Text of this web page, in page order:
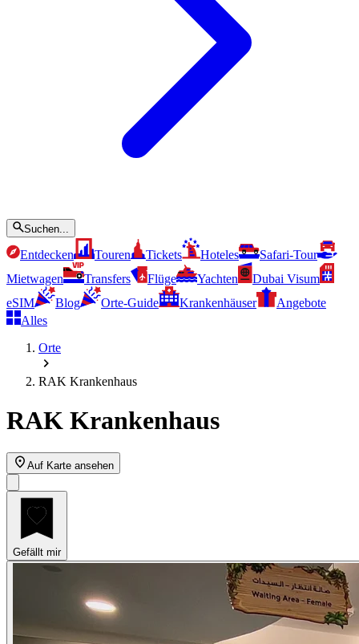
Suchen...
Entdecken Touren Tickets Hoteles
Safari-Tour
Mietwagen
Transfers Flüge Yachten
Dubai Visum
eSIM
Blog Orte-Guide Krankenhäuser
Angebote
Alles
Orte
RAK Krankenhaus
RAK Krankenhaus
Auf Karte ansehen
Gefällt mir